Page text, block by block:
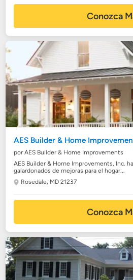
Conozca
AES Builder & Home
por AES Builder & Home Improvements
AES Builder & Home Improvements, Inc.
galardonados de mejoras para el hogar...
Rosedale, MD 21237
Conozca